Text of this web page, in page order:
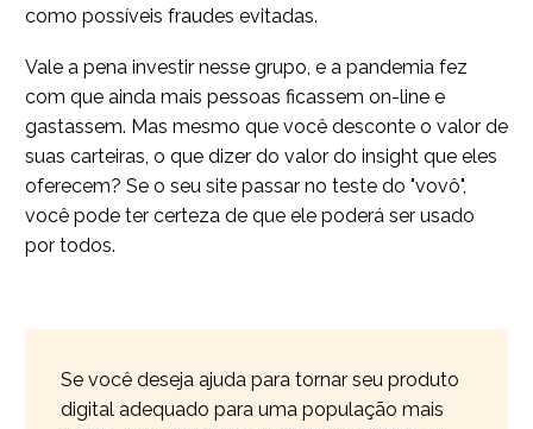
como possíveis fraudes evitadas.
Vale a pena investir nesse grupo, e a pandemia fez
com que ainda mais pessoas ficassem on-line e
gastassem. Mas mesmo que você desconte o valor de
suas carteiras, o que dizer do valor do insight que eles
oferecem? Se o seu site passar no teste do "vovô",
você pode ter certeza de que ele poderá ser usado
por todos.
Se você deseja ajuda para tornar seu produto
digital adequado para uma população mais